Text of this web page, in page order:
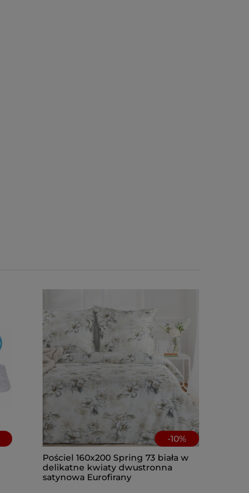
-10%
Pościel 160x200 Spring 73 biała w
delikatne kwiaty dwustronna
satynowa Eurofirany